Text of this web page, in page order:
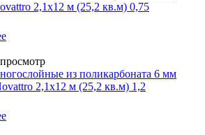
2,1х12 м (25,2 кв.м) 0,75
из поликарбоната 6 мм
2,1х12 м (25,2 кв.м) 1,2